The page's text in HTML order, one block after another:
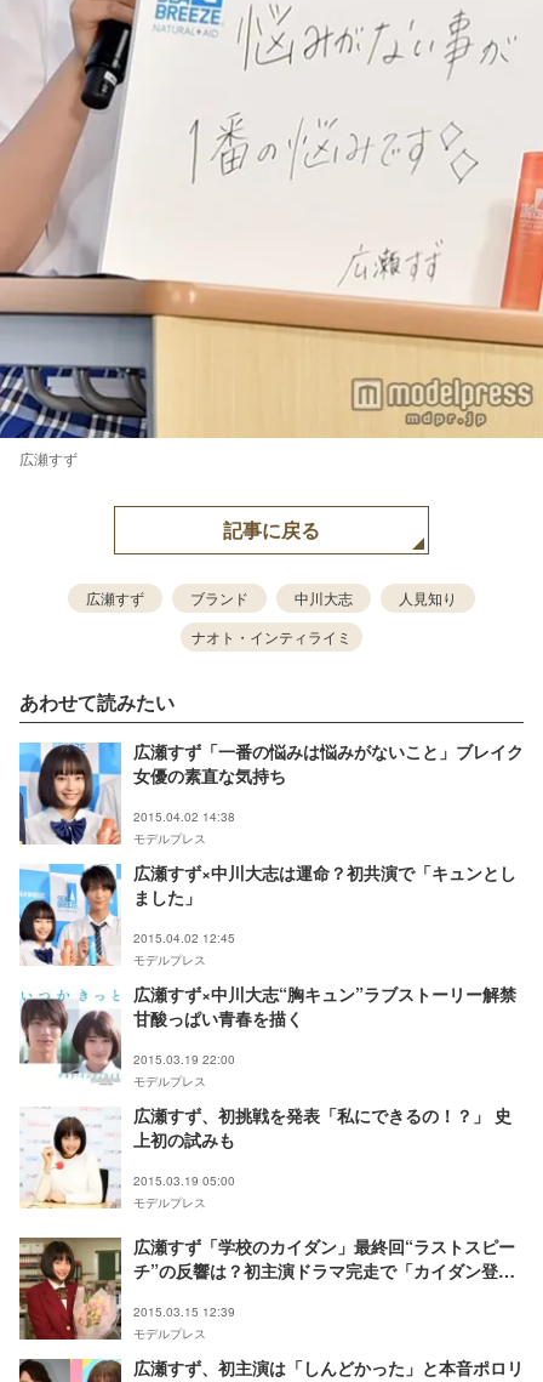
広瀬すず
記事に戻る
広瀬すず ブランド 中川大志
人見知り
ナオト・インティライミ
あわせて読みたい
広瀬すず「一番の悩みは悩みがないこと」ブレイク
女優の素直な気持ち
2015.04.02 14:38
モデルプレス
広瀬すず×中川大志は運命？初共演で「キュンとし
ました」
2015.04.02 12:45
モデルプレス
広瀬すず×中川大志“胸キュン”ラブストーリー解禁
甘酸っぱい青春を描く
2015.03.19 22:00
モデルプレス
広瀬すず、初挑戦を発表「私にできるの！？」 史
上初の試みも
2015.03.19 05:00
モデルプレス
広瀬すず「学校のカイダン」最終回“ラストスピー
チ”の反響は？初主演ドラマ完走で「カイダン登り
2015.03.15 12:39
モデルプレス
広瀬すず、初主演は「しんどかった」と本音ポロリ